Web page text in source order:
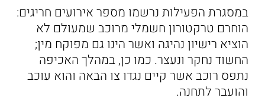
במסגרת הפעילות נרשמו מספר אירועים חריגים:
הוחרם טרקטורון חשמלי מרוכב שמעולם לא
הוציא רישיון נהיגה ואשר הינו גם מפוקח מין;
החשוד נחקר ונעצר. כמו כן, במהלך האכיפה
נתפס רוכב אשר קיים נגדו צו הבאה והוא עוכב
והועבר לתחנה.